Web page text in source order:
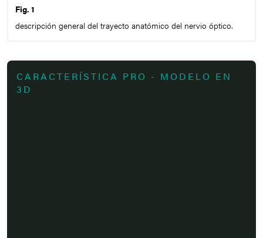
Fig. 1
descripción general del trayecto anatómico del nervio óptico.
CARACTERÍSTICA PRO - MODELO EN
3D